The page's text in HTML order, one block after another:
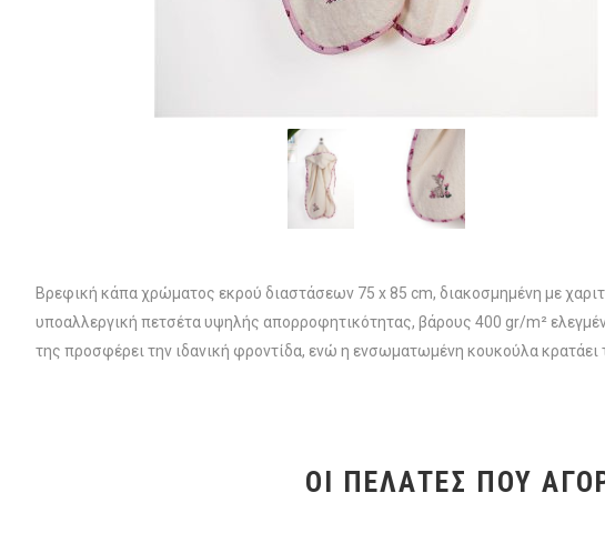
Βρεφική κάπα χρώματος εκρού διαστάσεων 75 x 85 cm, διακοσμημένη με
υποαλλεργική πετσέτα υψηλής απορροφητικότητας, βάρους 400 gr/m²
της προσφέρει την ιδανική φροντίδα, ενώ η ενσωματωμένη κουκούλα
ΟΙ ΠΕΛΆΤΕΣ ΠΟΥ